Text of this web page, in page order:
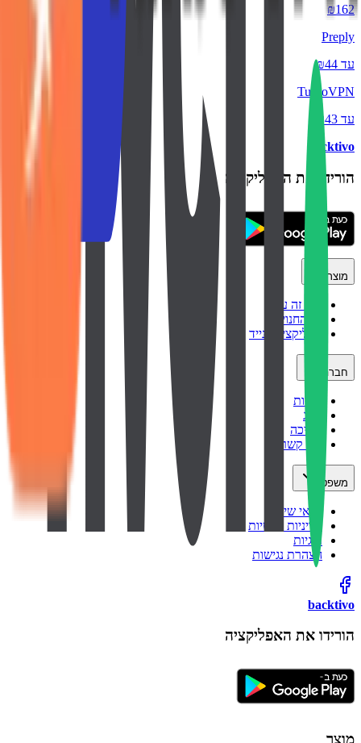
₪162
Preply
עד ₪44
TurboVPN
עד ₪43
backtivo
הורידו את האפליקציה
מוצר
איך זה עובד
כל החנויות
אפליקציה לנייד
חברה
אודות
בלוג
תמיכה
צור קשר
משפטי
תנאי שימוש
מדיניות פרטיות
עוגיות
הצהרת נגישות
backtivo
הורידו את האפליקציה
מוצר